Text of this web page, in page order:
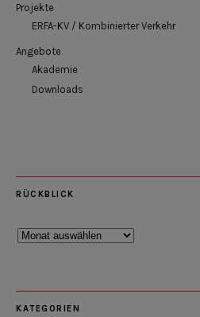
Projekte
ERFA-KV / Kombinierter Verkehr
Angebote
Akademie
Downloads
RÜCKBLICK
Rückblick
KATEGORIEN